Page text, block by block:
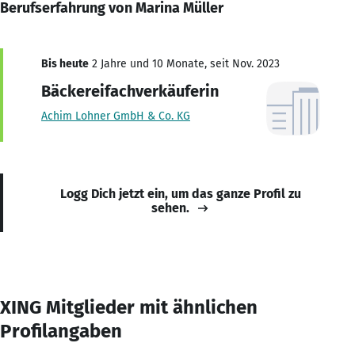
Berufserfahrung von Marina Müller
Bis heute 2 Jahre und 10 Monate, seit Nov. 2023
Bäckereifachverkäuferin
Achim Lohner GmbH & Co. KG
Logg Dich jetzt ein, um das ganze Profil zu
sehen.
XING Mitglieder mit ähnlichen
Profilangaben